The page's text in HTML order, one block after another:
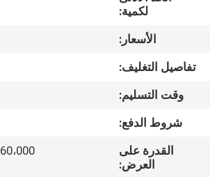
مراقبة
الجودة
اتصل
لكمية:
الأسعار:
تفاصيل التغليف:
وقت التسليم:
شروط الدفع:
القدرة على
العرض:
60،000 جهاز كمبيوتر شهريًا